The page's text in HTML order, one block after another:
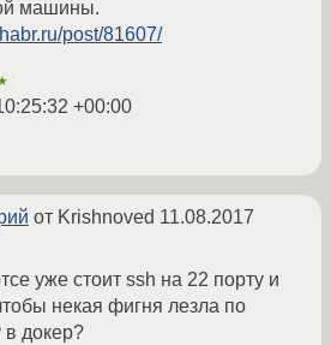
машины.
post/81607/
+00:00
от Krishnoved 11.08.2017
уже стоит ssh на 22 порту и
некая фигня лезла по
в докер?